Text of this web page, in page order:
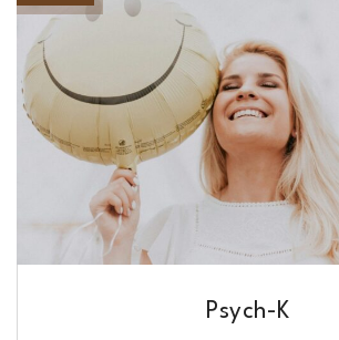
Psych-K